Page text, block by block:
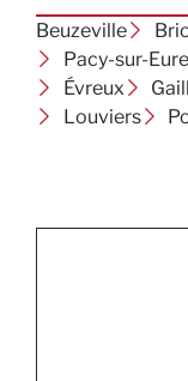
Beuzeville
Pacy-sur-Eure
Évreux
Louviers